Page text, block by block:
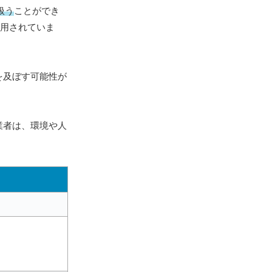
うことができ
されていま
及ぼす可能性が
は、環境や人